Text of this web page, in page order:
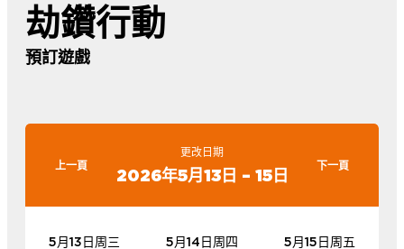
劫鑽行動
預訂遊戲
上一頁
更改日期
2026年5月13日 – 15日 下一頁
5月13日周三 5月14日周四 5月15日周五